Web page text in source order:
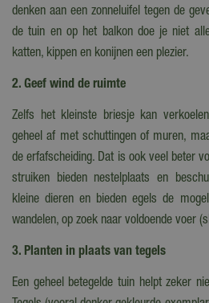
denken aan een zonneluifel tegen de
de tuin en op het balkon doe je niet
katten, kippen en konijnen een plezier.
2. Geef wind de ruimte
Zelfs het kleinste briesje kan
geheel af met schuttingen of muren,
de erfafscheiding. Dat is ook veel beter
struiken bieden nestelplaats en
kleine dieren en bieden egels de
wandelen, op zoek naar voldoende voer
3. Planten in plaats van tegels
Een geheel betegelde tuin helpt zeker